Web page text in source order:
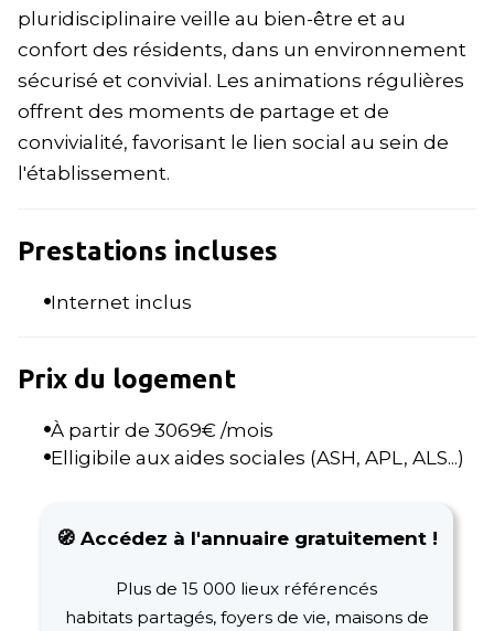
pluridisciplinaire veille au bien-être et au
confort des résidents, dans un environnement
sécurisé et convivial. Les animations régulières
offrent des moments de partage et de
convivialité, favorisant le lien social au sein de
l'établissement.
Prestations incluses
Internet inclus
Prix du logement
À partir de 3069€ /mois
Elligibile aux aides sociales (ASH, APL, ALS...)
🧭 Accédez à l'annuaire gratuitement !
Plus de 15 000 lieux référencés
habitats partagés, foyers de vie, maisons de